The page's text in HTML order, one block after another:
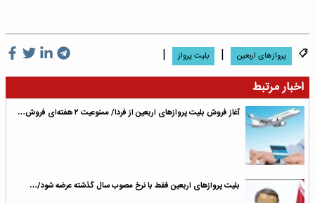
پروازهای اربعین | بلیت پرواز
|
اخبار مرتبط
آغاز فروش بلیت پروازهای اربعین از فردا/ ممنوعیت ۲ هفته‌ای فروش…
بلیت‌ پروازهای اربعین فقط با نرخ مصوب سال گذشته عرضه شود/…